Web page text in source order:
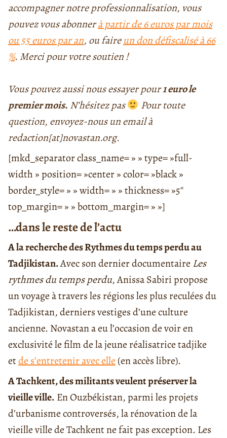
accompagner notre professionnalisation, vous
pouvez vous abonnerà partir de 6 euros par mois
ou 55 euros par an, ou faireun don défiscalisé à 66
%. Merci pour votre soutien !
Vous pouvez aussi nous essayer pour1 euro le
premier mois. N’hésitez pas
Pour toute
question, envoyez-nous un email à
redaction[at]novastan.org.
[mkd_separator class_name= » » type= »full-
width » position= »center » color= »black »
border_style= » » width= » » thickness= »5″
top_margin= » » bottom_margin= » »]
…dans le reste de l’actu
A la recherche des Rythmes du temps perdu au
Tadjikistan.Avec son dernier documentaire Les
rythmes du temps perdu, Anissa Sabiri propose
un voyage à travers les régions les plus reculées du
Tadjikistan, derniers vestiges d’une culture
ancienne. Novastan a eu l’occasion de voir en
exclusivité le film de la jeune réalisatrice tadjike
etde s’entretenir avec elle (en accès libre).
A Tachkent, des militants veulent préserver la
vieille ville. En Ouzbékistan, parmi les projets
d’urbanisme controversés, la rénovation de la
vieille ville de Tachkent ne fait pas exception. Les